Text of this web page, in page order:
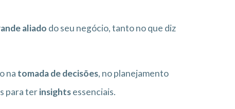
aliado do seu negócio, tanto no que diz
na tomada de decisões, no planejamento
para terinsightsessenciais.